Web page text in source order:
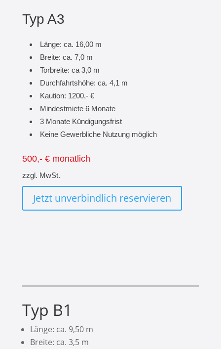
Typ A3
Länge: ca. 16,00 m
Breite: ca. 7,0 m
Torbreite: ca 3,0 m
Durchfahrtshöhe: ca. 4,1 m
Kaution: 1200,- €
Mindestmiete 6 Monate
3 Monate Kündigungsfrist
Keine Gewerbliche Nutzung möglich
500,- € monatlich
zzgl. MwSt.
Jetzt unverbindlich reservieren
Typ B1
Länge: ca. 9,50 m
Breite: ca. 3,5 m